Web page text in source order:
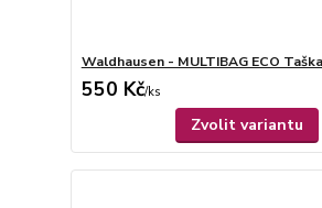
Waldhausen - MULTIBAG ECO Taška
550 Kč/ks
Zvolit variantu